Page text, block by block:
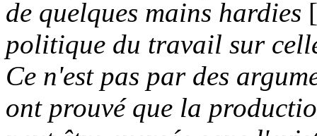
de quelques mains hardies
politique du travail sur
Ce n'est pas par des
ont prouvé que la